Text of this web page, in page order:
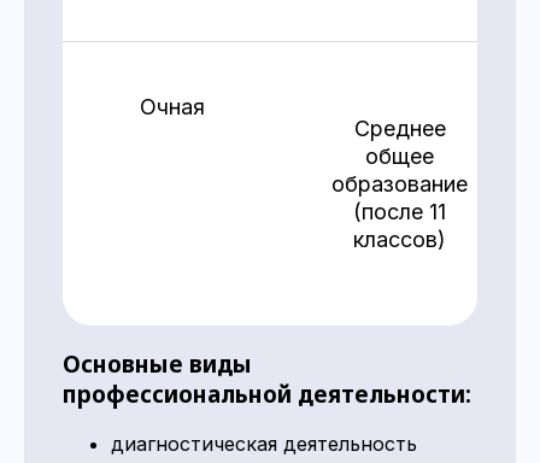
Очная
Среднее
общее
образование
(после 11
классов)
Основные виды
профессиональной деятельности:
диагностическая деятельность